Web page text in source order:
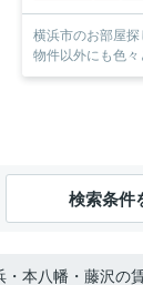
横浜市のお部屋探しはス
物件以外にも色
検索条件
・本八幡・藤沢の